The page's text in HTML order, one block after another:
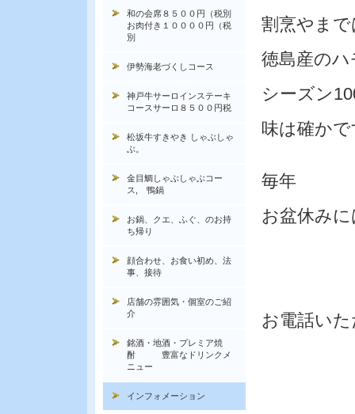
割烹やまで
徳島産の
シーズン
味は確か
毎年
お盆休み
お電話い
和の会席８５００円（税別
お肉付き１００００円（税
別
伊勢海老づくしコース
神戸牛サーロインステーキ
コースサーロ８５００円税
松坂牛すきやき しゃぶしゃ
ぶ。
金目鯛しゃぶしゃぶコー
ス, 鴨鍋
お鍋、クエ、ふぐ、のお持
ち帰り
顔合わせ、お食い初め、法
事、接待
店舗の雰囲気・個室のご紹
介
銘酒・地酒・プレミア焼
酎 豊富なドリンクメ
ニュー
インフォメーション